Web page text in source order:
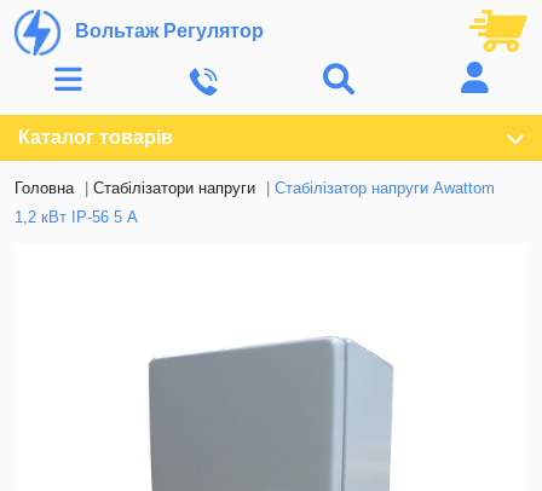
Вольтаж Регулятор
Каталог товарів
Головна Стабілізатори напруги
Стабілізатор напруги Awattom
1,2 кВт IP-56 5 А